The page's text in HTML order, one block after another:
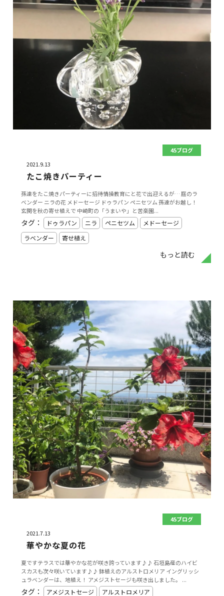
45ブログ
2021.9.13
たこ焼きパーティー
孫達をたこ焼きパーティーに招待情操教育にと花で出迎えるが… 庭のラ
ベンダー ニラの花 メドーセージ ドゥラパン ペニセツム 孫達がお越し！
玄関を秋の寄せ植えで 中崎町の「うまいや」と苦楽園...
もっと読む
タグ： ドゥラパン ニラ ペニセツム
メドーセージ
ラベンダー
寄せ植え
45ブログ
2021.7.13
華やかな夏の花
夏ですテラスでは華やかな花が咲き誇っています♪♪ 石垣島産のハイビ
スカスも次々咲いています♪♪ 鉢植えのアルストロメリア イングリッシ
ュラベンダーは、地植え！ アメジストセージも咲き出しました。 ...
タグ： アメジストセージ アルストロメリア